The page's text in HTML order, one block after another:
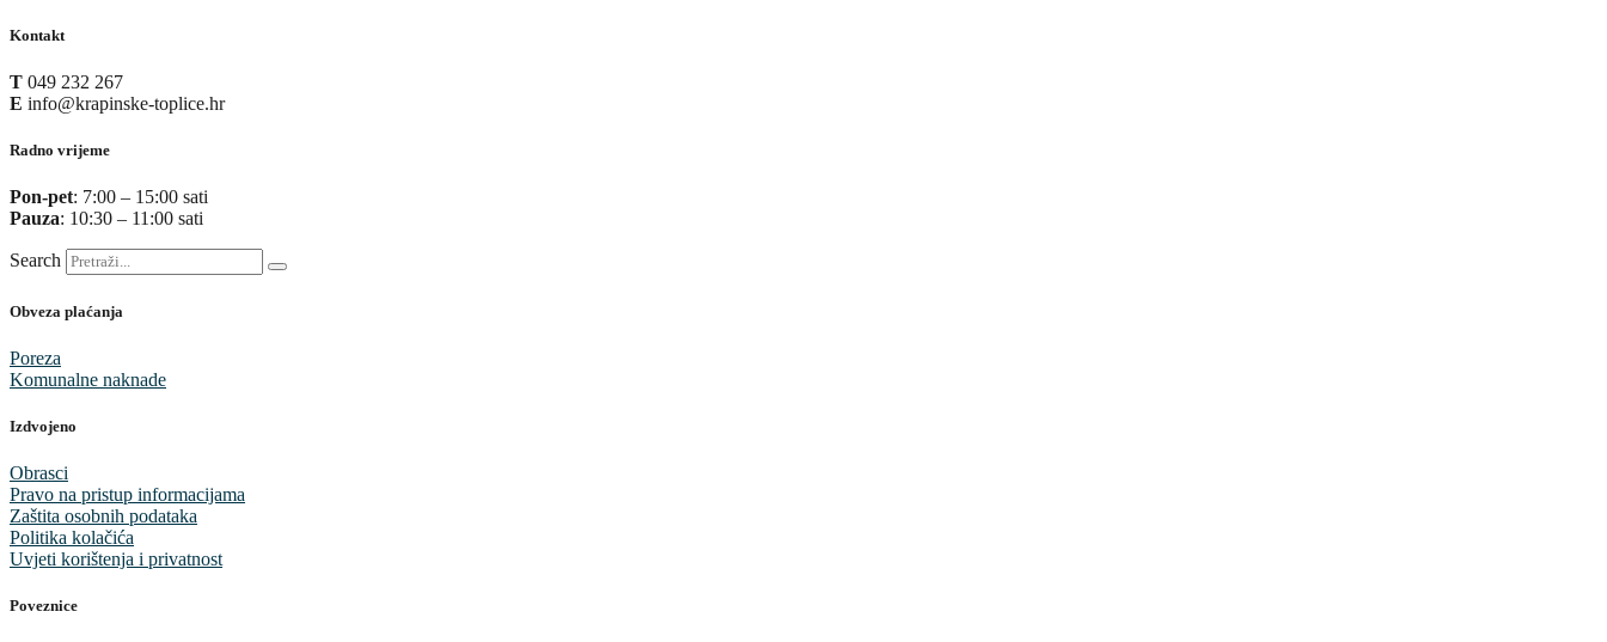
Kontakt
T 049 232 267
E info@krapinske-toplice.hr
Radno vrijeme
Pon-pet: 7:00 – 15:00 sati
Pauza: 10:30 – 11:00 sati
Search
Obveza plaćanja
Poreza
Komunalne naknade
Izdvojeno
Obrasci
Pravo na pristup informacijama
Zaštita osobnih podataka
Politika kolačića
Uvjeti korištenja i privatnost
Poveznice